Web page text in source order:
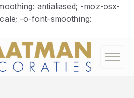
antialiased; -moz-osx-
-o-font-smoothing: